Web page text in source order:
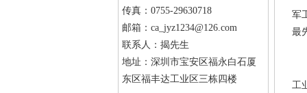
军
最
工
传真：0755-29630718
邮箱：ca_jyz1234@126.com
联系人：揭先生
地址：深圳市宝安区福永白石厦
东区福丰达工业区三栋四楼